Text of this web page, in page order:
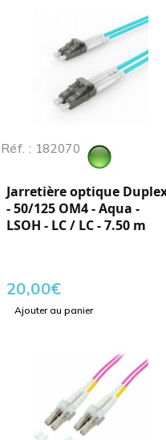
Réf. : 182070
Jarretière optique
- 50/125 OM4 - Aqua -
LSOH - LC / LC - 7.50 m
20,00€
Ajouter au panier